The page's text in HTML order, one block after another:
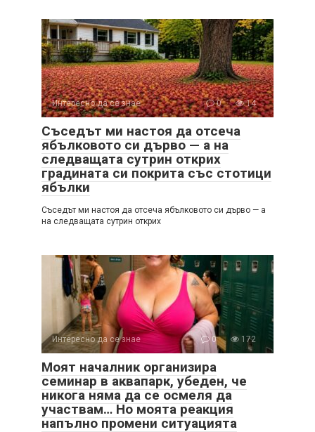
Интересно да се знае 0 14
Съседът ми настоя да отсеча
ябълковото си дърво — а на
следващата сутрин открих
градината си покрита със стотици
ябълки
Съседът ми настоя да отсеча ябълковото си дърво — а
на следващата сутрин открих
Интересно да се знае 0 172
Моят началник организира
семинар в аквапарк, убеден, че
никога няма да се осмеля да
участвам… Но моята реакция
напълно промени ситуацията